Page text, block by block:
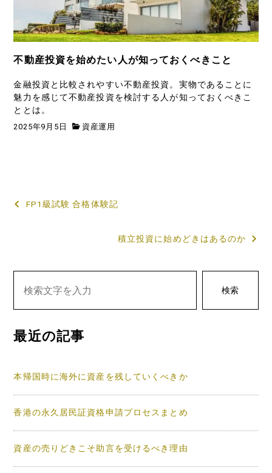
不動産投資を始めたい人が知っておくべきこと
金融投資と比較されやすい不動産投資。実物であることに
魅力を感じて不動産投資を検討する人が知っておくべきこ
ととは。
2025年9月5日 資産運用
投
ゲ
ー
シ
ン
FP1級試験 合格体験記
積立投資に始めどきはあるのか
検索
最近の記事
本帰国時に海外に資産を残していくべきか
香港の永久居民証資格申請プロセスまとめ
資産の売りどきこそ助言を受けるべき理由